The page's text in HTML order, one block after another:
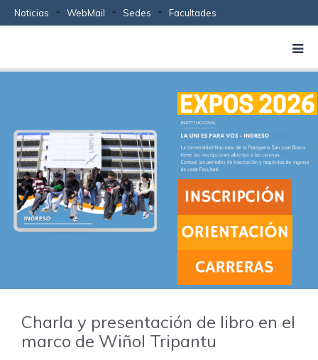
Noticias WebMail Sedes Facultades
Charla y presentación de libro en el
marco de Wiñol Tripantu